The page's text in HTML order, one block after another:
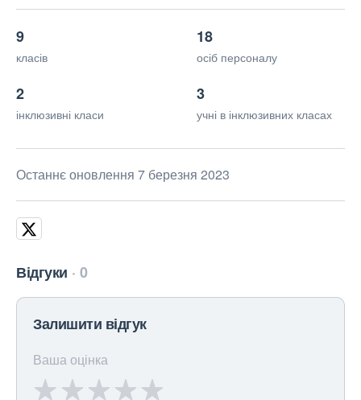
9
класів
18
осіб персоналу
2
інклюзивні класи
3
учні в інклюзивних класах
Останнє оновлення 7 березня 2023
Відгуки 0
Залишити відгук
Ваша оцінка